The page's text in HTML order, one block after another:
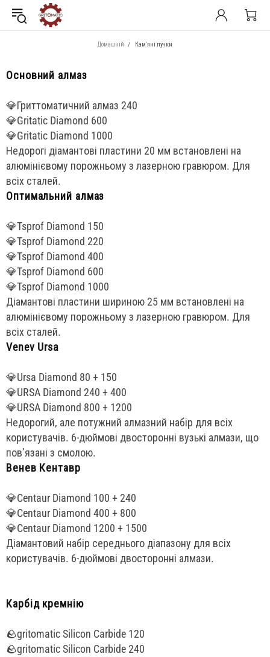
Домашній Кам'яні пучки
Основний алмаз
💎Гриттоматичний алмаз 240
💎Gritatic Diamond 600
💎Gritatic Diamond 1000
Недорогі діамантові пластини 20 мм встановлені на
алюмінієвому порожньому з лазерною гравюром. Для
всіх сталей.
Оптимальний алмаз
💎Tsprof Diamond 150
💎Tsprof Diamond 220
💎Tsprof Diamond 400
💎Tsprof Diamond 600
💎Tsprof Diamond 1000
Діамантові пластини шириною 25 мм встановлені на
алюмінієвому порожньому з лазерною гравюром. Для
всіх сталей.
Venev Ursa
💎Ursa Diamond 80 + 150
💎URSA Diamond 240 + 400
💎URSA Diamond 800 + 1200
Недорогий, але потужний алмазний набір для всіх
користувачів. 6-дюймові двосторонні вузькі алмази, що
пов’язані з смолою.
Венев Кентавр
💎Centaur Diamond 100 + 240
💎Centaur Diamond 400 + 800
💎Centaur Diamond 1200 + 1500
Діамантовий набір середнього діапазону для всіх
користувачів. 6-дюймові двосторонні алмази.
Карбід кремнію
🪨gritomatic Silicon Carbide 120
🪨gritomatic Silicon Carbide 240